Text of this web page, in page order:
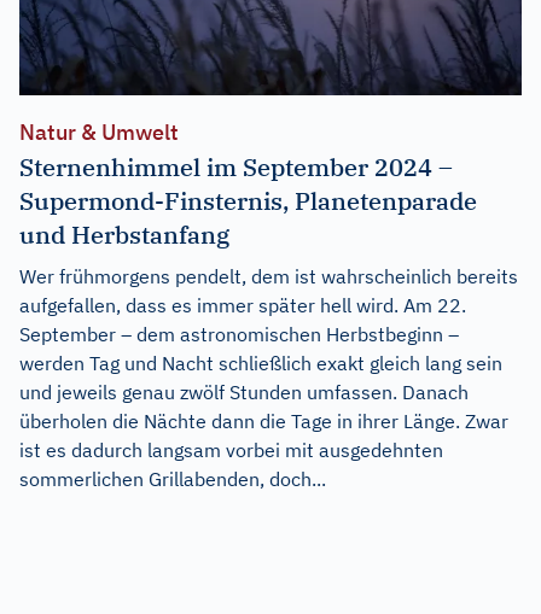
Natur & Umwelt
Sternenhimmel im September 2024 –
Supermond-Finsternis, Planetenparade
und Herbstanfang
Wer frühmorgens pendelt, dem ist wahrscheinlich bereits
aufgefallen, dass es immer später hell wird. Am 22.
September – dem astronomischen Herbstbeginn –
werden Tag und Nacht schließlich exakt gleich lang sein
und jeweils genau zwölf Stunden umfassen. Danach
überholen die Nächte dann die Tage in ihrer Länge. Zwar
ist es dadurch langsam vorbei mit ausgedehnten
sommerlichen Grillabenden, doch...